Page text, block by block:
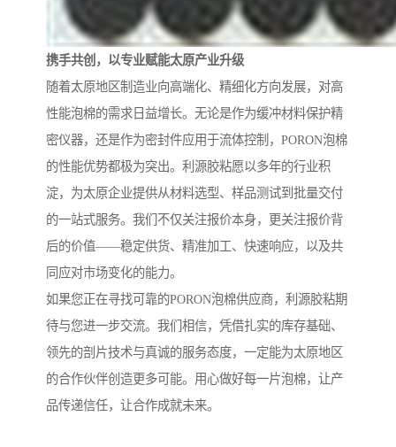
携手共创，以专业赋能太原产业升级
随着太原地区制造业向高端化、精细化方向发展，对高
性能泡棉的需求日益增长。无论是作为缓冲材料保护精
密仪器，还是作为密封件应用于流体控制，PORON泡棉
的性能优势都极为突出。利源胶粘愿以多年的行业积
淀，为太原企业提供从材料选型、样品测试到批量交付
的一站式服务。我们不仅关注报价本身，更关注报价背
后的价值——稳定供货、精准加工、快速响应，以及共
同应对市场变化的能力。
如果您正在寻找可靠的PORON泡棉供应商，利源胶粘期
待与您进一步交流。我们相信，凭借扎实的库存基础、
领先的剖片技术与真诚的服务态度，一定能为太原地区
的合作伙伴创造更多可能。用心做好每一片泡棉，让产
品传递信任，让合作成就未来。